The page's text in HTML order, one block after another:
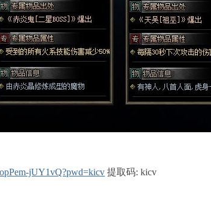
jUY1vQ?pwd=kicv 提取码: kicv